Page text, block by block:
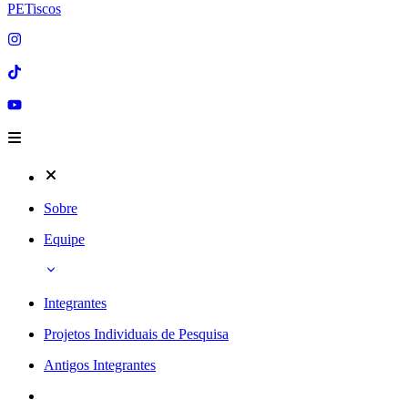
PETiscos
Sobre
Equipe
Integrantes
Projetos Individuais de Pesquisa
Antigos Integrantes